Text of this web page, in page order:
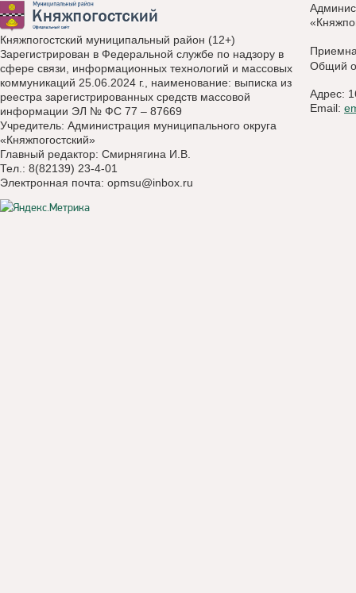
Княжпогостский муниципальный район (12+)
Зарегистрирован в Федеральной службе по надзору в
сфере связи, информационных технологий и массовых
коммуникаций 25.06.2024 г., наименование: выписка из
реестра зарегистрированных средств массовой
информации ЭЛ № ФС 77 – 87669
Учредитель: Администрация муниципального округа
«Княжпогостский»
Главный редактор: Смирнягина И.В.
Тел.: 8(82139) 23-4-01
Электронная почта: opmsu@inbox.ru
Общий
Адрес:
Email: